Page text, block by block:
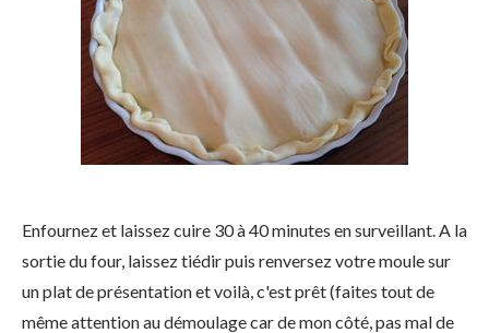
Enfournez et laissez cuire 30 à 40 minutes en surveillant. A la
sortie du four, laissez tiédir puis renversez votre moule sur
un plat de présentation et voilà, c'est prêt (faites tout de
même attention au démoulage car de mon côté, pas mal de